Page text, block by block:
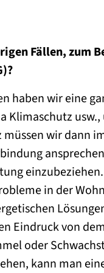
Fällen, zum
haben wir eine
müssen wir
in der
Eindruck von
oder
kann man